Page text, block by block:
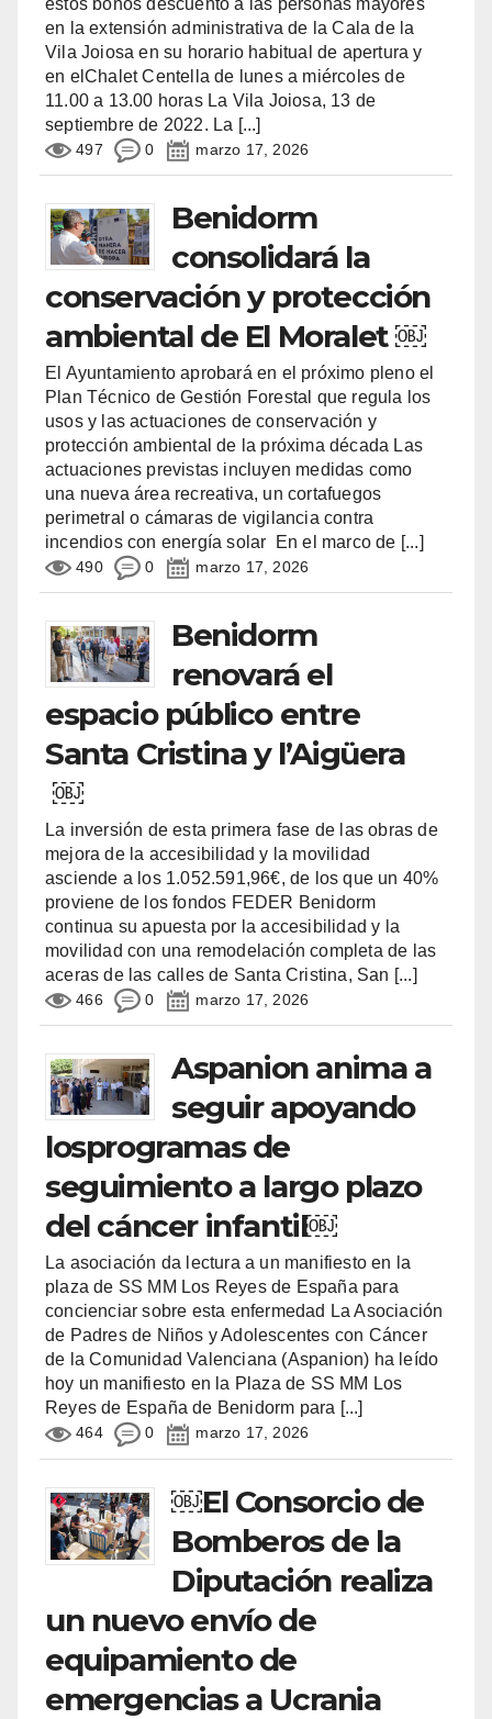
en la extensión administrativa de la Cala de la
Vila Joiosa en su horario habitual de apertura y
en elChalet Centella de lunes a miércoles de
11.00 a 13.00 horas La Vila Joiosa, 13 de
septiembre de 2022. La [...]
497 0 marzo 17, 2026
Benidorm
consolidará la
conservación y protección
ambiental de El Moralet ￼
El Ayuntamiento aprobará en el próximo pleno el
Plan Técnico de Gestión Forestal que regula los
usos y las actuaciones de conservación y
protección ambiental de la próxima década Las
actuaciones previstas incluyen medidas como
una nueva área recreativa, un cortafuegos
perimetral o cámaras de vigilancia contra
incendios con energía solar En el marco de [...]
490 0 marzo 17, 2026
Benidorm
renovará el
espacio público entre
Santa Cristina y l’Aigüera
￼
La inversión de esta primera fase de las obras de
mejora de la accesibilidad y la movilidad
asciende a los 1.052.591,96€, de los que un 40%
proviene de los fondos FEDER Benidorm
continua su apuesta por la accesibilidad y la
movilidad con una remodelación completa de las
aceras de las calles de Santa Cristina, San [...]
466 0 marzo 17, 2026
Aspanion anima a
seguir apoyando
losprogramas de
seguimiento a largo plazo
del cáncer infantil￼
La asociación da lectura a un manifiesto en la
plaza de SS MM Los Reyes de España para
concienciar sobre esta enfermedad La Asociación
de Padres de Niños y Adolescentes con Cáncer
de la Comunidad Valenciana (Aspanion) ha leído
hoy un manifiesto en la Plaza de SS MM Los
Reyes de España de Benidorm para [...]
464 0 marzo 17, 2026
￼El Consorcio de
Bomberos de la
Diputación realiza
un nuevo envío de
equipamiento de
emergencias a Ucrania